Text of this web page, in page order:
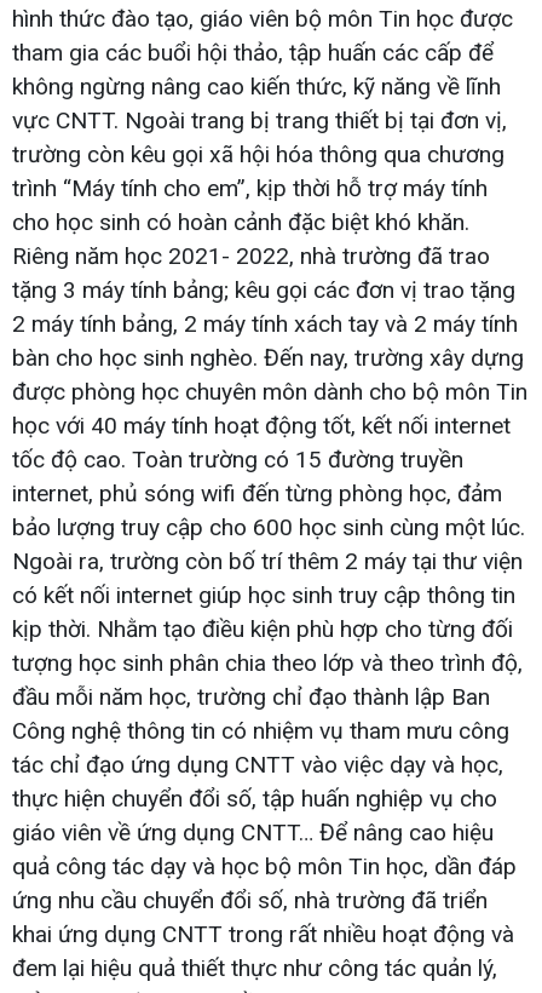
hình thức đào tạo, giáo viên bộ môn Tin học được
tham gia các buổi hội thảo, tập huấn các cấp để
không ngừng nâng cao kiến thức, kỹ năng về lĩnh
vực CNTT. Ngoài trang bị trang thiết bị tại đơn vị,
trường còn kêu gọi xã hội hóa thông qua chương
trình “Máy tính cho em”, kịp thời hỗ trợ máy tính
cho học sinh có hoàn cảnh đặc biệt khó khăn.
Riêng năm học 2021- 2022, nhà trường đã trao
tặng 3 máy tính bảng; kêu gọi các đơn vị trao tặng
2 máy tính bảng, 2 máy tính xách tay và 2 máy tính
bàn cho học sinh nghèo. Đến nay, trường xây dựng
được phòng học chuyên môn dành cho bộ môn Tin
học với 40 máy tính hoạt động tốt, kết nối internet
tốc độ cao. Toàn trường có 15 đường truyền
internet, phủ sóng wifi đến từng phòng học, đảm
bảo lượng truy cập cho 600 học sinh cùng một lúc.
Ngoài ra, trường còn bố trí thêm 2 máy tại thư viện
có kết nối internet giúp học sinh truy cập thông tin
kịp thời. Nhằm tạo điều kiện phù hợp cho từng đối
tượng học sinh phân chia theo lớp và theo trình độ,
đầu mỗi năm học, trường chỉ đạo thành lập Ban
Công nghệ thông tin có nhiệm vụ tham mưu công
tác chỉ đạo ứng dụng CNTT vào việc dạy và học,
thực hiện chuyển đổi số, tập huấn nghiệp vụ cho
giáo viên về ứng dụng CNTT… Để nâng cao hiệu
quả công tác dạy và học bộ môn Tin học, dần đáp
ứng nhu cầu chuyển đổi số, nhà trường đã triển
khai ứng dụng CNTT trong rất nhiều hoạt động và
đem lại hiệu quả thiết thực như công tác quản lý,